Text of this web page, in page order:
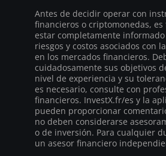
Antes de decidir operar con
financieros o criptomonedas,
estar completamente
riesgos y costos asociados con
en los mercados financieros.
cuidadosamente sus objetivos
nivel de experiencia y su
es necesario, consulte con
financieros. InvestX.fr/es y la
pueden proporcionar
no deben considerarse
o de inversión. Para cualquier
un asesor financiero